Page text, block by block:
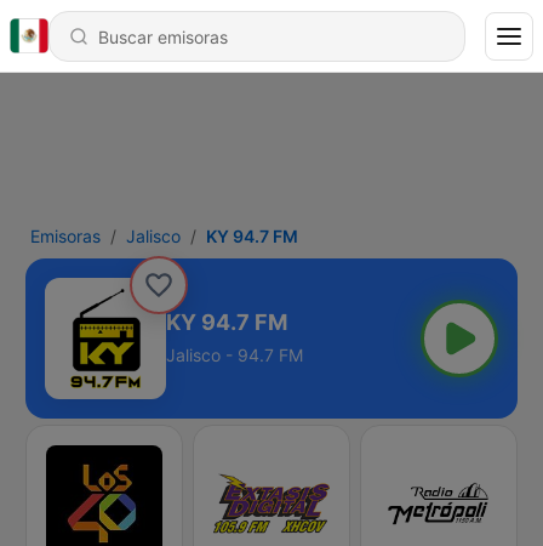
Emisoras Jalisco KY 94.7 FM
KY 94.7 FM
Jalisco - 94.7 FM